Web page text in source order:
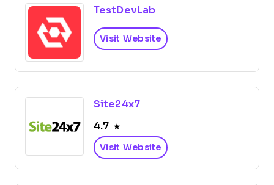
TestDevLab
Visit Website
Site24x7
4.7
Visit Website